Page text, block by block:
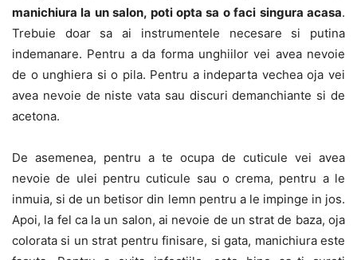
manichiura la un salon, poti opta sa o faci singura acasa.
Trebuie doar sa ai instrumentele necesare si putina
indemanare. Pentru a da forma unghiilor vei avea nevoie
de o unghiera si o pila. Pentru a indeparta vechea oja vei
avea nevoie de niste vata sau discuri demanchiante si de
acetona.
De asemenea, pentru a te ocupa de cuticule vei avea
nevoie de ulei pentru cuticule sau o crema, pentru a le
inmuia, si de un betisor din lemn pentru a le impinge in jos.
Apoi, la fel ca la un salon, ai nevoie de un strat de baza, oja
colorata si un strat pentru finisare, si gata, manichiura este